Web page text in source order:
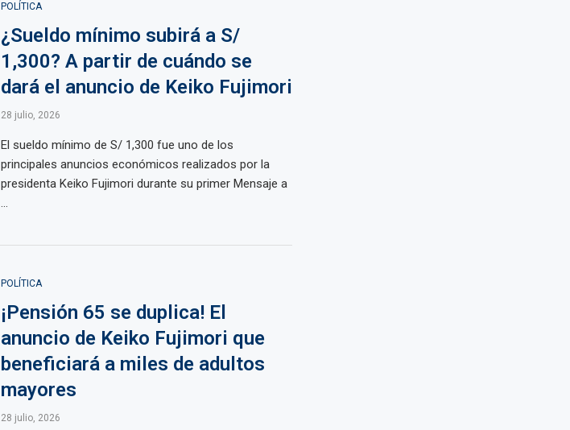
POLÍTICA
¿Sueldo mínimo subirá a S/
1,300? A partir de cuándo se
dará el anuncio de Keiko Fujimori
28 julio, 2026
El sueldo mínimo de S/ 1,300 fue uno de los
principales anuncios económicos realizados por la
presidenta Keiko Fujimori durante su primer Mensaje a
...
POLÍTICA
¡Pensión 65 se duplica! El
anuncio de Keiko Fujimori que
beneficiará a miles de adultos
mayores
28 julio, 2026